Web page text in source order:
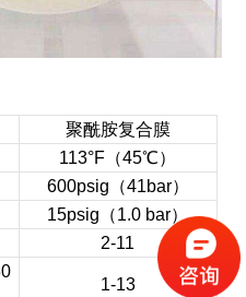
聚酰胺复合膜
113°F（45℃）
600psig（41bar）
15psig（1.0 bar）
2-11
1-13